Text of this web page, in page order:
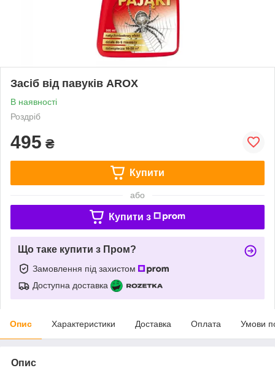
Засіб від павуків AROX
В наявності
Роздріб
495 ₴
Купити
або
Купити з
Що таке купити з Пром?
Замовлення під захистом
Доступна доставка
Опис Характеристики Доставка Оплата Умови
Опис